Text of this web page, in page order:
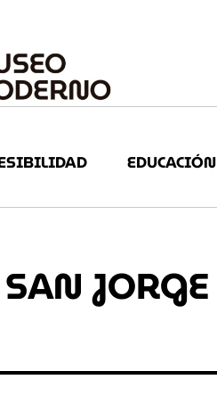
EDUCACIÓN
JORGE